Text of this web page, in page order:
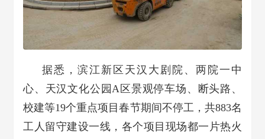
据悉，滨江新区天汉大剧院、两院一中
心、天汉文化公园A区景观停车场、断头路、
校建等19个重点项目春节期间不停工，共883名
工人留守建设一线，各个项目现场都一片热火